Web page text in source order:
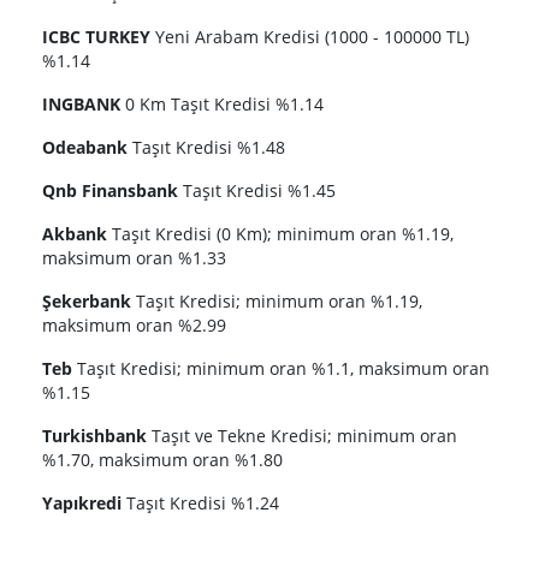
ICBC TURKEY Yeni Arabam Kredisi (1000 - 100000 TL)
%1.14
INGBANK 0 Km Taşıt Kredisi %1.14
Odeabank Taşıt Kredisi %1.48
Qnb Finansbank Taşıt Kredisi %1.45
Akbank Taşıt Kredisi (0 Km); minimum oran %1.19,
maksimum oran %1.33
Şekerbank Taşıt Kredisi; minimum oran %1.19,
maksimum oran %2.99
Teb Taşıt Kredisi; minimum oran %1.1, maksimum oran
%1.15
Turkishbank Taşıt ve Tekne Kredisi; minimum oran
%1.70, maksimum oran %1.80
Yapıkredi Taşıt Kredisi %1.24